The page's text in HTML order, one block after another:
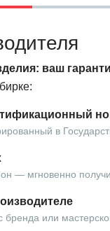
ваш
в
— мгновенно
бренда или